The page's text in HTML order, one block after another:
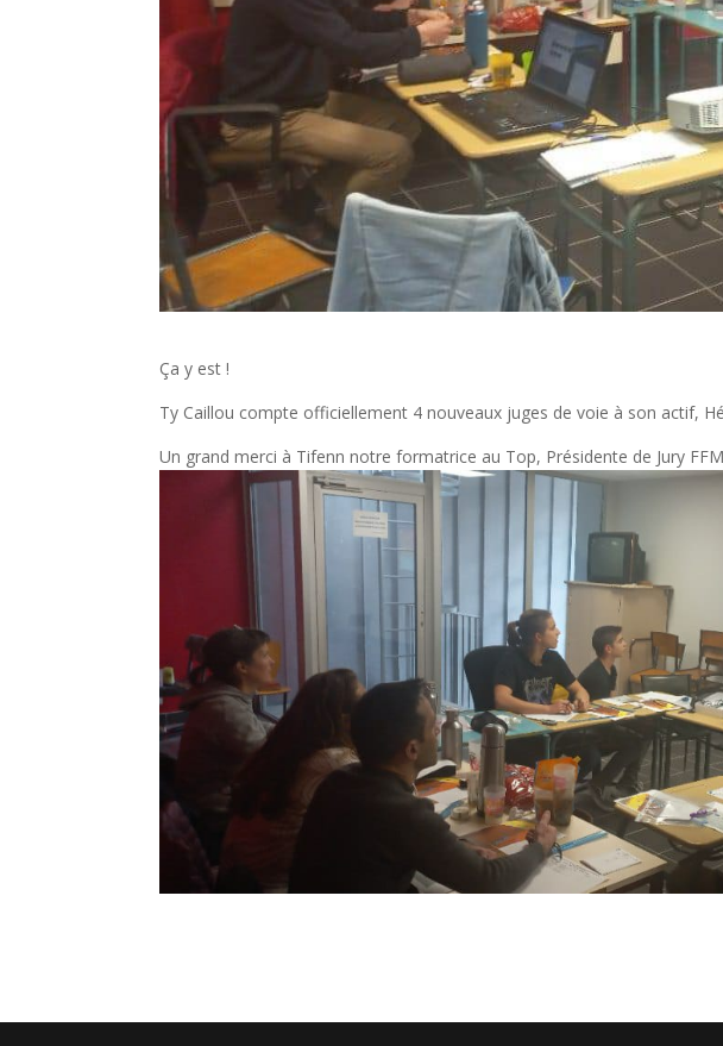
Ça y est !
Ty Caillou compte officiellement 4 nouveaux juges de voie à son actif,
Un grand merci à Tifenn notre formatrice au Top, Présidente de Jury